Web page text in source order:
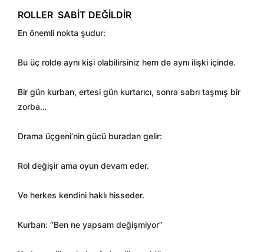
ROLLER SABİT DEĞİLDİR
En önemli nokta şudur:
Bu üç rolde aynı kişi olabilirsiniz hem de aynı ilişki içinde.
Bir gün kurban, ertesi gün kurtarıcı, sonra sabrı taşmış bir
zorba…
Drama üçgeni’nin gücü buradan gelir:
Rol değişir ama oyun devam eder.
Ve herkes kendini haklı hisseder.
Kurban: “Ben ne yapsam değişmiyor”